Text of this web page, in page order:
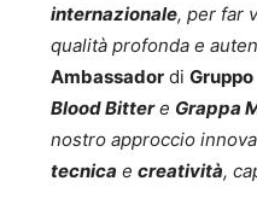
internazionale, per far
qualità profonda e
Ambassador di
Blood Bittere Grappa
nostro approccio
tecnica e creatività,